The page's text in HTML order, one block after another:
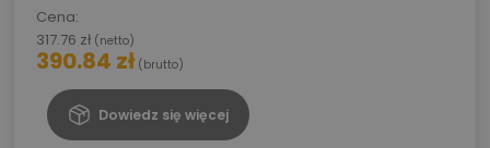
Cena:
317.76 zł (netto)
390.84 zł (brutto)
Dowiedz się więcej